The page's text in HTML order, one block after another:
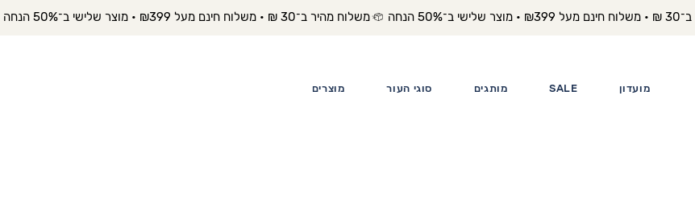
משלוח מהיר ב־30 ₪ • משלוח חינם מעל ₪399 • מוצר שלישי ב־50% הנחה
מוצרים סוגי העור מותגים SALE מועדון